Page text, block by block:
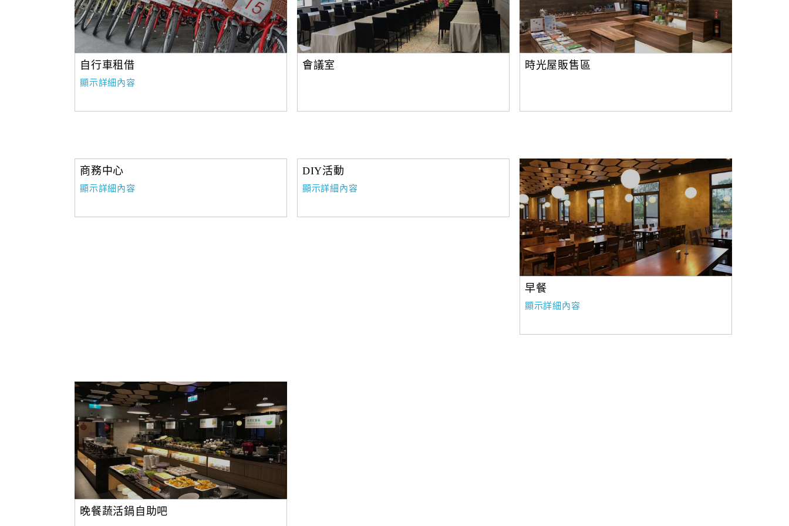
自行車租借
顯示詳細內容
會議室 時光屋販售區
商務中心
顯示詳細內容
DIY活動
顯示詳細內容
早餐
顯示詳細內容
晚餐蔬活鍋自助吧